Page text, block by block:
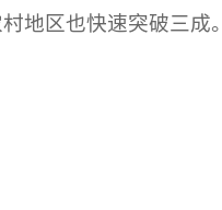
地区也快速突破三成。